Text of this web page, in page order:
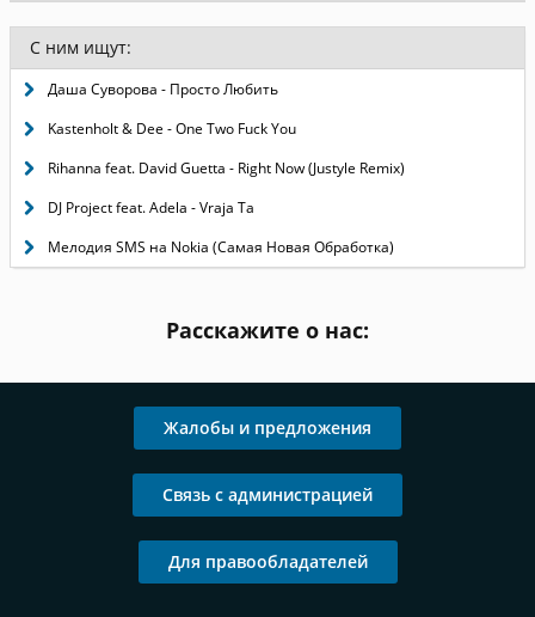
С ним ищут:
Даша Суворова - Просто Любить
Kastenholt & Dee - One Two Fuck You
Rihanna feat. David Guetta - Right Now (Justyle Remix)
DJ Project feat. Adela - Vraja Ta
Мелодия SMS на Nokia (Самая Новая Обработка)
Расскажите о нас:
Жалобы и предложения
Связь с администрацией
Для правообладателей